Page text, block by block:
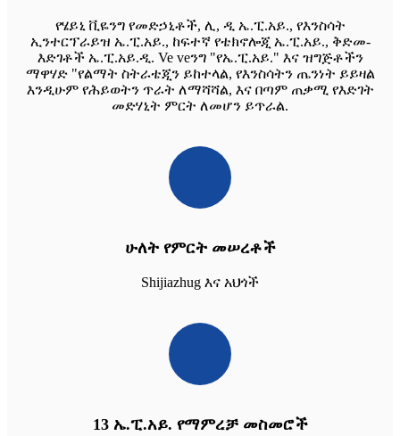
የሄይኒ ቪዬንግ የመድኃኒቶች, ሊ, ዲ ኤ.ፒ.አይ., የእንስሳት
ኢንተርፕራይዝ ኤ.ፒ.አይ., ከፍተኛ የቴክኖሎጂ ኤ.ፒ.አይ., ቅድመ-
እድገቶች ኤ.ፒ.አይ.ዲ. Ve veንግ "የኤ.ፒ.አይ." እና ዝግጅቶችን
ማዋሃድ "የልማት ስትራቴጂን ይከተላል, የእንስሳትን ጤንነት ይይዛል
እንዲሁም የሕይወትን ጥራት ለማሻሻል, እና በጣም ጠቃሚ የእድገት
መድሃኒት ምርት ለመሆን ይጥራል.
ሁለት የምርት መሠረቶች
Shijiazhug እና አህጎች
13 ኤ.ፒ.አይ. የማምረቻ መስመሮች